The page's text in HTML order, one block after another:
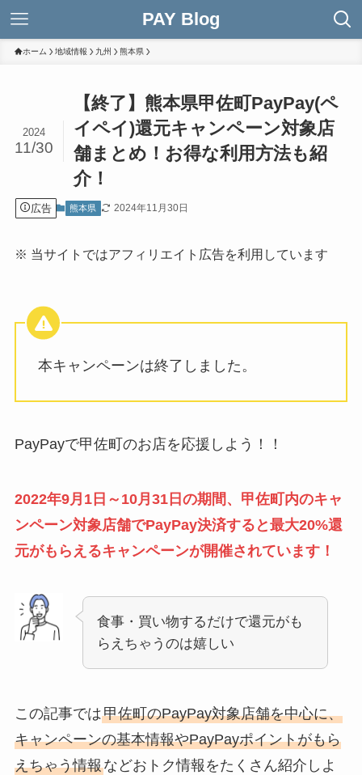
PAY Blog
ホーム 地域情報 九州 熊本県
【終了】熊本県甲佐町PayPay(ペ
イペイ)還元キャンペーン対象店
舗まとめ！お得な利用方法も紹
介！
2024
11/30
広告 熊本県 2024年11月30日
※ 当サイトではアフィリエイト広告を利用しています
本キャンペーンは終了しました。
PayPayで甲佐町のお店を応援しよう！！
2022年9月1日～10月31日の期間、甲佐町内のキャ
ンペーン対象店舗でPayPay決済すると最大20%還
元がもらえるキャンペーンが開催されています！
食事・買い物するだけで還元がも
らえちゃうのは嬉しい
この記事では甲佐町のPayPay対象店舗を中心に、
キャンペーンの基本情報やPayPayポイントがもら
えちゃう情報などおトク情報をたくさん紹介しよ